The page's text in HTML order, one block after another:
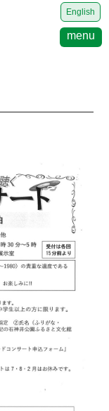
English
menu